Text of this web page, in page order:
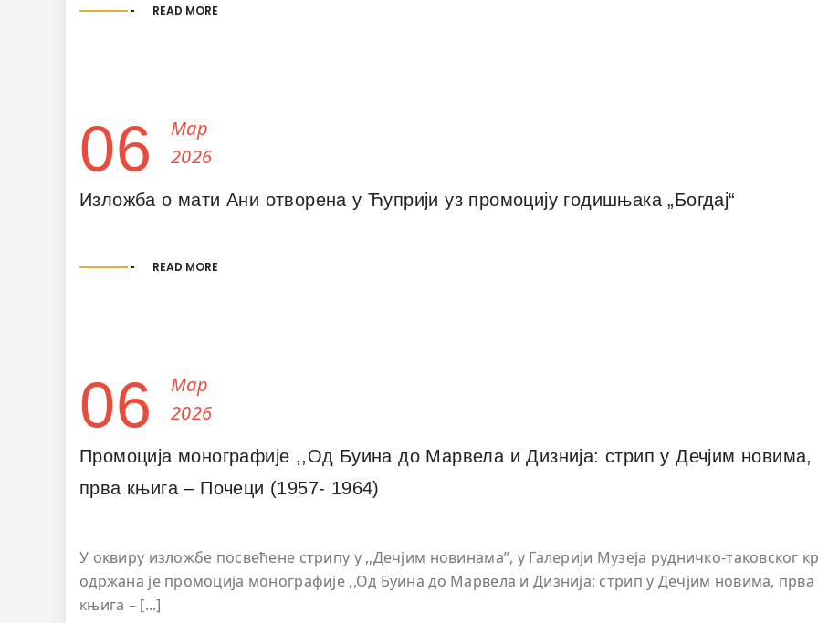
READ MORE
06
Мар
2026
Изложба о мати Ани отворена у Ћуприји уз промоцију годишњака „Богдај“
READ MORE
06
Мар
2026
Промоција монографије ,,Од Буина до Марвела и Дизнија: стрип у Дечјим новима,
прва књига – Почеци (1957- 1964)
У оквиру изложбе посвећене стрипу у ,,Дечјим новинама”, у Галерији Музеја рудничко-таковског
одржана је промоција монографије ,,Од Буина до Марвела и Дизнија: стрип у Дечјим новима, прва
књига – [...]